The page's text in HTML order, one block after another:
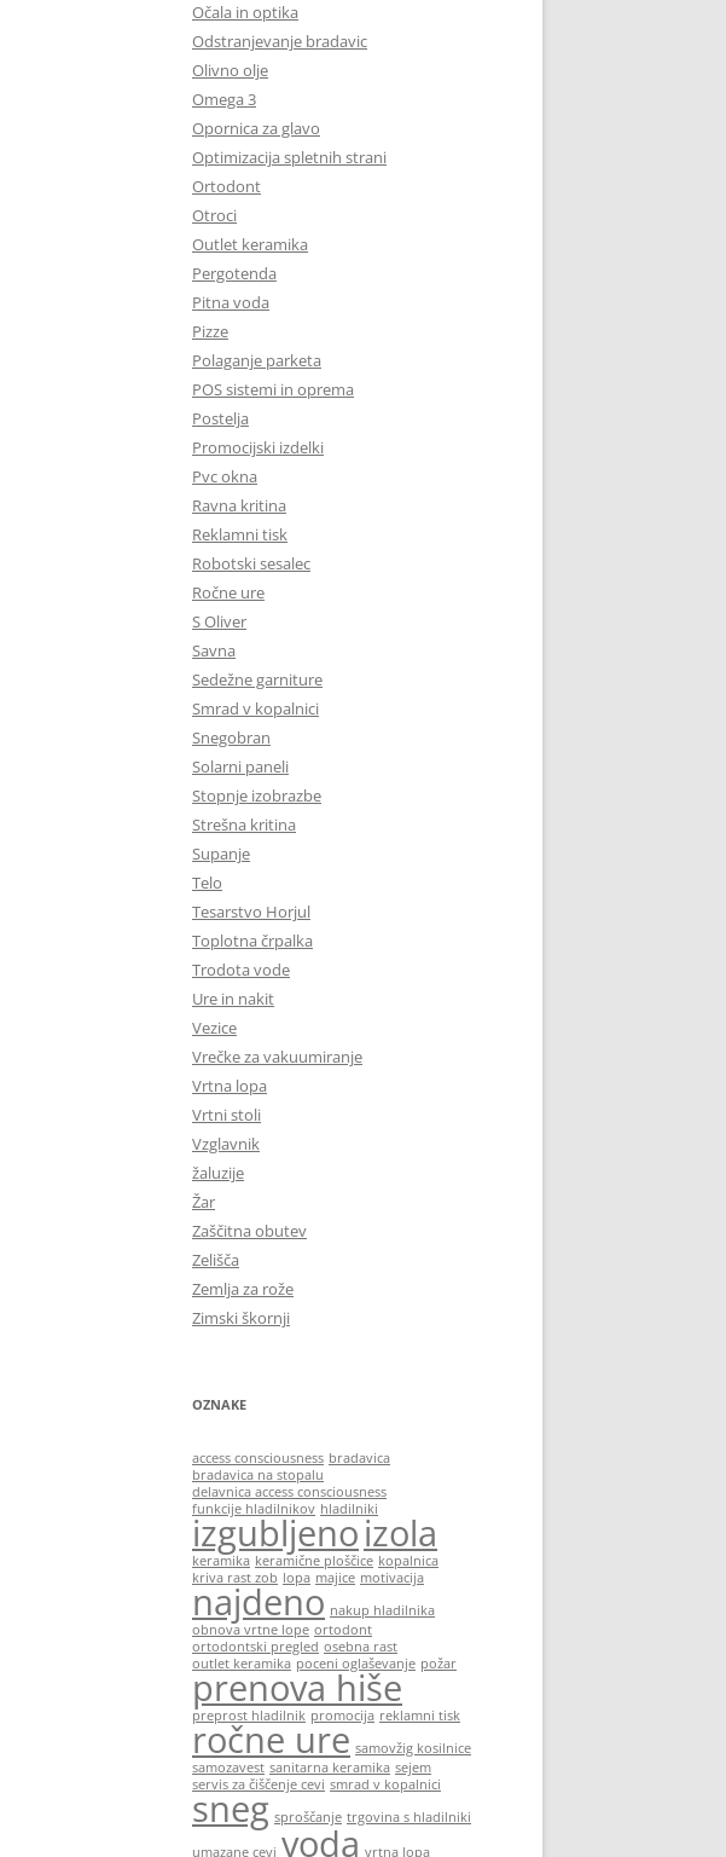
Očala in optika
Odstranjevanje bradavic
Olivno olje
Omega 3
Opornica za glavo
Optimizacija spletnih strani
Ortodont
Otroci
Outlet keramika
Pergotenda
Pitna voda
Pizze
Polaganje parketa
POS sistemi in oprema
Postelja
Promocijski izdelki
Pvc okna
Ravna kritina
Reklamni tisk
Robotski sesalec
Ročne ure
S Oliver
Savna
Sedežne garniture
Smrad v kopalnici
Snegobran
Solarni paneli
Stopnje izobrazbe
Strešna kritina
Supanje
Telo
Tesarstvo Horjul
Toplotna črpalka
Trodota vode
Ure in nakit
Vezice
Vrečke za vakuumiranje
Vrtna lopa
Vrtni stoli
Vzglavnik
žaluzije
Žar
Zaščitna obutev
Zelišča
Zemlja za rože
Zimski škornji
OZNAKE
access consciousness bradavica
bradavica na stopalu
delavnica access consciousness
funkcije hladilnikov hladilniki
izgubljenoizola
keramika keramične ploščice kopalnica
kriva rast zob lopa majice motivacija
najdeno nakup hladilnika
obnova vrtne lope ortodont
ortodontski pregled osebna rast
outlet keramika poceni oglaševanje požar
prenova hiše
preprost hladilnik promocija reklamni tisk
ročne ure samovžig kosilnice
samozavest sanitarna keramika sejem
servis za čiščenje cevi smrad v kopalnici
sneg sproščanje trgovina s hladilniki
umazane cevi voda vrtna lopa